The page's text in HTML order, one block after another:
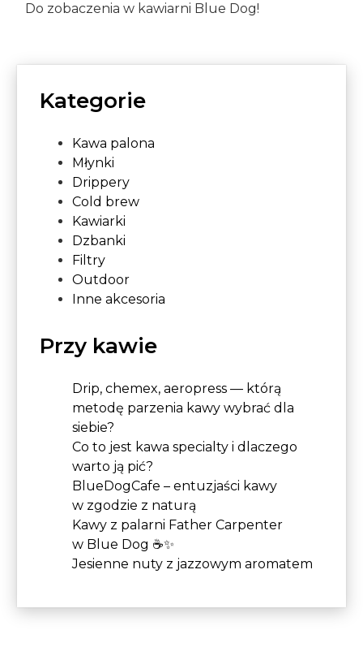
Do zobaczenia w kawiarni Blue Dog!
Kategorie
Kawa palona
Młynki
Drippery
Cold brew
Kawiarki
Dzbanki
Filtry
Outdoor
Inne akcesoria
Przy kawie
Drip, chemex, aeropress — którą
metodę parzenia kawy wybrać dla
siebie?
Co to jest kawa specialty i dlaczego
warto ją pić?
BlueDogCafe – entuzjaści kawy
w zgodzie z naturą
Kawy z palarni Father Carpenter
w Blue Dog ☕✨
Jesienne nuty z jazzowym aromatem